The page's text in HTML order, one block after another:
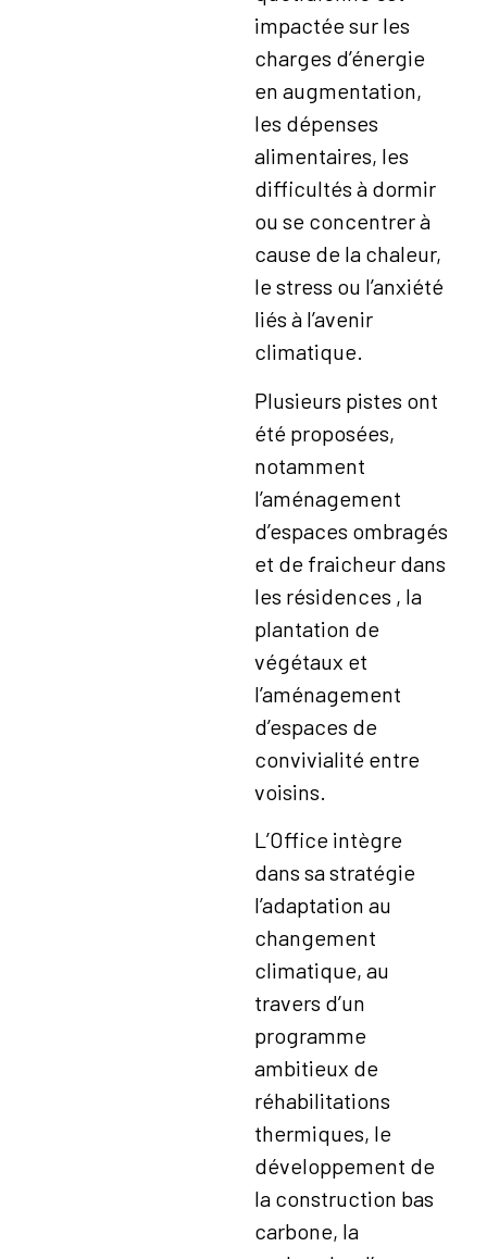
impactée sur les
charges d’énergie
en augmentation,
les dépenses
alimentaires, les
difficultés à dormir
ou se concentrer à
cause de la chaleur,
le stress ou l’anxiété
liés à l’avenir
climatique.
Plusieurs pistes ont
été proposées,
notamment
l’aménagement
d’espaces ombragés
et de fraicheur dans
les résidences , la
plantation de
végétaux et
l’aménagement
d’espaces de
convivialité entre
voisins.
L’Office intègre
dans sa stratégie
l’adaptation au
changement
climatique, au
travers d’un
programme
ambitieux de
réhabilitations
thermiques, le
développement de
la construction bas
carbone, la